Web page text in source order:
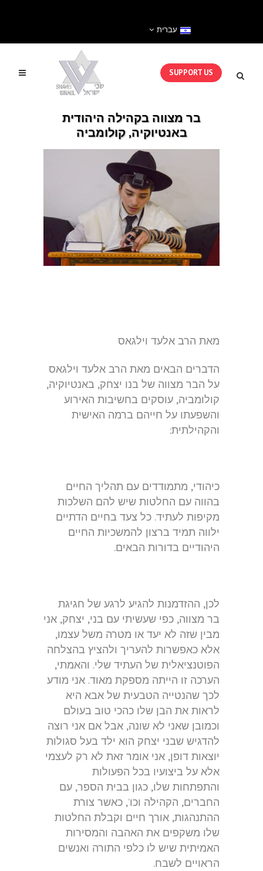
עברית
SUPPORT US
בר מצווה בקהילה היהודית
באנטיוקיה, קולומביה
מאת הרב אלעד וילגאס
הדברים הבאים מאת הרב אלעד וילגאס
על הבר מצווה של בנו יצחק, באנטיוקיה,
קולומביה, עוסקים בחשיבות האירוע
והשפעתו על חייהם ברמה האישית
והקהילתית:
כיהודי, מתמודדים עם תהליך החיים
בהווה עם החלטות שיש להם השלכות
מקיפות לעתיד. כל צעד בחיים הדתיים
ילווה תמיד ברצון להמשכיות החיים
היהודיים בדורות הבאים.
לכן, ההזדמנות להגיע לרגע של חגיגת
בר מצווה, כפי שעשיתי עם בני, יצחק, אני
מבין שזה לא יעד או מטרה משל עצמו,
אלא כאפשרות להעריך ולהציץ בהצלחה
הפוטנציאלית של העתיד שלי. והאמתי,
הערכה זו הייתה מספקת מאוד. אני מודע
לכך שהנטייה הטבעית של אבא היא
לראות את הבן שלו כהכי טוב בעולם
וכמובן שאני לא שונה, אבל אם אני רוצה
להדגיש שבני יצחק הוא ילד בעל סגולות
יוצאות דופן, אני אומר זאת לא רק לעצמי
אלא על ביצועיו בכל הפעולות
והתפתחות שלו, כגון בבית הספר, עם
החברים, הקהילה וכו’, כאשר צורת
ההתנהגות, אורך חיים וקבלת החלטות
שלו משקפים את האהבה והמסירות
האמיתית שיש לו כלפי התורה ואנשים
הראויים לשבח.